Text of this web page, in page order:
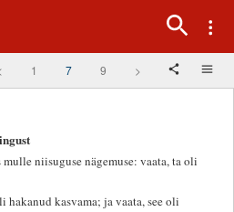
1 7 9 >
mulle niisuguse nägemuse: vaata, ta oli
hakanud kasvama; ja vaata, see oli